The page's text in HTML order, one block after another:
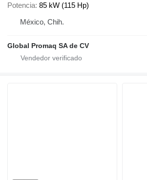
Potencia 85 kW (115 Hp)
México, Chih.
Global Promaq SA de CV